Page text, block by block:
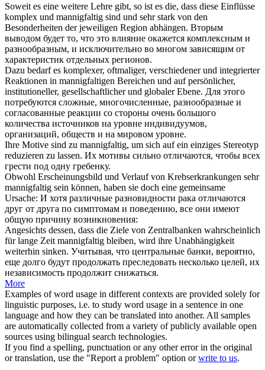
Soweit es eine weitere Lehre gibt, so ist es die, dass diese Einflüsse
komplex und mannigfaltig sind und sehr stark von den
Besonderheiten der jeweiligen Region abhängen. Вторым
выводом будет то, что это влияние окажется комплексным и
разнообразным, и исключительно во многом зависящим от
характеристик отдельных регионов.
Dazu bedarf es komplexer, oftmaliger, verschiedener und integrierter
Reaktionen in mannigfaltigen Bereichen und auf persönlicher,
institutioneller, gesellschaftlicher und globaler Ebene. Для этого
потребуются сложные, многочисленные, разнообразные и
согласованные реакции со стороны очень большого
количества источников на уровне индивидуумов,
организаций, обществ и на мировом уровне.
Ihre Motive sind zu mannigfaltig, um sich auf ein einziges Stereotyp
reduzieren zu lassen. Их мотивы сильно отличаются, чтобы всех
грести под одну гребенку.
Obwohl Erscheinungsbild und Verlauf von Krebserkrankungen sehr
mannigfaltig sein können, haben sie doch eine gemeinsame
Ursache: И хотя различные разновидности рака отличаются
друг от друга по симптомам и поведению, все они имеют
общую причину возникновения:
Angesichts dessen, dass die Ziele von Zentralbanken wahrscheinlich
für lange Zeit mannigfaltig bleiben, wird ihre Unabhängigkeit
weiterhin sinken. Учитывая, что центральные банки, вероятно,
еще долго будут продолжать преследовать несколько целей, их
независимость продолжит снижаться.
More
Examples of word usage in different contexts are provided solely for
linguistic purposes, i.e. to study word usage in a sentence in one
language and how they can be translated into another. All samples
are automatically collected from a variety of publicly available open
sources using bilingual search technologies.
If you find a spelling, punctuation or any other error in the original
or translation, use the "Report a problem" option orwrite to us.